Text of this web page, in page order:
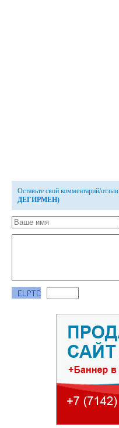
Оставьте свой комментарий/отзыв
ДЕГИРМЕН)